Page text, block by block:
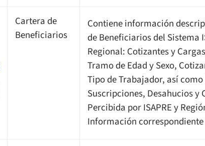
Cartera de
Beneficiarios
Contiene información
de Beneficiarios del Sistema
Regional: Cotizantes y
Tramo de Edad y Sexo,
Tipo de Trabajador, así
Suscripciones, Desahucios y
Percibida por ISAPRE y
Información correspondiente